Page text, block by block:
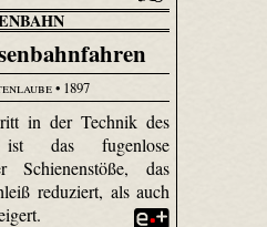
• 1897
in der Technik des
ist das fugenlose
Schienenstöße, das
reduziert, als auch